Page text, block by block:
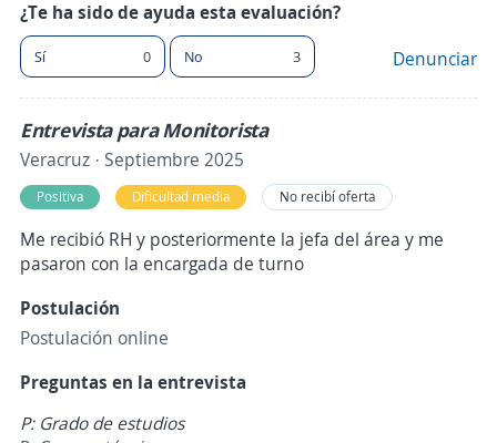
¿Te ha sido de ayuda esta evaluación?
Sí 0 No 3 Denunciar
Entrevista para Monitorista
Veracruz · Septiembre 2025
Positiva Dificultad media No recibí oferta
Me recibió RH y posteriormente la jefa del área y me
pasaron con la encargada de turno
Postulación
Postulación online
Preguntas en la entrevista
P: Grado de estudios